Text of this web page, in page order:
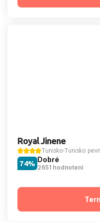
Royal Jinene
Tunisko Tunisko
Dobré
2651 hodnotení
74%